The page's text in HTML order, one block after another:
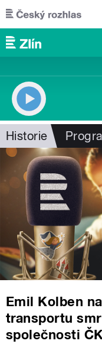
Přejít k hlavnímu obsahu
Historie
Emil Kolben
transportu
společnosti